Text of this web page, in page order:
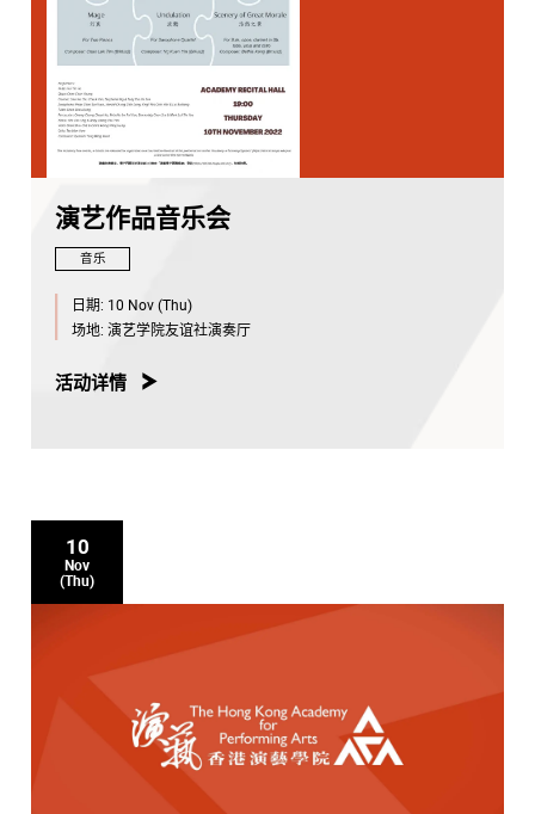
演艺作品音乐会
音乐
日期: 10 Nov (Thu)
场地: 演艺学院友谊社演奏厅
活动详情
10
Nov
(Thu)